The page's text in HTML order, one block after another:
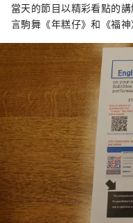
當天的節目以精彩看點的
言駒舞《年糕仔》和《福